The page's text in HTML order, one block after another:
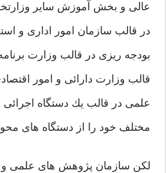
عالی‌ و بخش آموزش ساير
در قالب سازمان امور ادار‌ی و
بودجه ريزی‌ در قالب وزارت
قالب وزارت دارائی‌ و امور
علمی‌ در قالب يك دستگاه
مختلف خود را از دستگاه های‌
لكن سازمان پژوهش های‌ علمی‌ و